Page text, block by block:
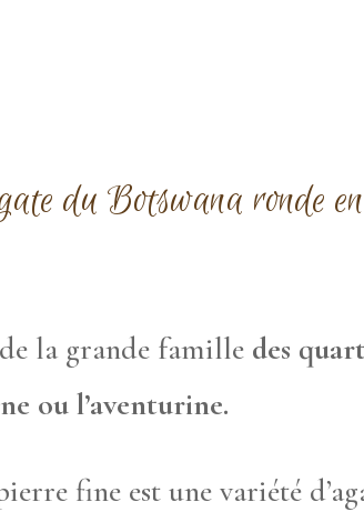
du Botswana ronde
la grande famille des
ou l’aventurine.
fine est une variété